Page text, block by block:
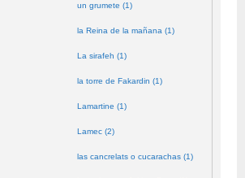
un grumete (1)
la Reina de la mañana (1)
La sirafeh (1)
la torre de Fakardin (1)
Lamartine (1)
Lamec (2)
las cancrelats o cucarachas (1)